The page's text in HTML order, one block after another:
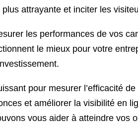
attrayante et inciter les
les performances de vos
le mieux pour votre
pour mesurer l’efficacité
et améliorer la visibilité en
vous aider à atteindre vos